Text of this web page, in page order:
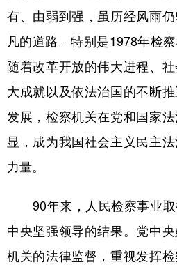
有、由弱到强，虽历经风雨
凡的道路。特别是1978年检
随着改革开放的伟大进程、
大成就以及依法治国的不断
发展，检察机关在党和国家
显，成为我国社会主义民主
力量。
90年来，人民检察事业取
中央坚强领导的结果。党中
机关的法律监督，重视发挥